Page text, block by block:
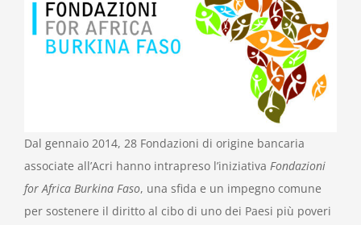
Image
Dal gennaio 2014, 28 Fondazioni di origine bancaria
associate all’Acri hanno intrapreso l’iniziativa Fondazioni
for Africa Burkina Faso, una sfida e un impegno comune
per sostenere il diritto al cibo di uno dei Paesi più poveri